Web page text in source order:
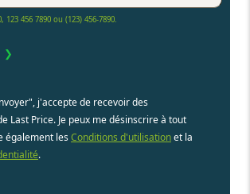
123 456 7890 ou (123) 456-7890.
j'accepte de recevoir des
Last Price. Je peux me désinscrire à tout
également les Conditions d'utilisationet la
.